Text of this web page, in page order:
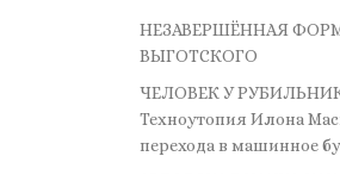
НЕЗАВЕРШЁННАЯ
ВЫГОТСКОГО
ЧЕЛОВЕК У
Техноутопия Илона
перехода в машинное